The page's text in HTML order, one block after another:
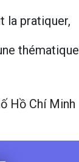
la pratiquer,
thématique
Hồ Chí Minh